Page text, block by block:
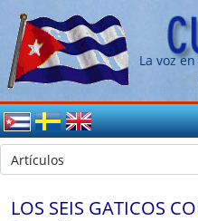
La voz
LOS SEIS GATICOS